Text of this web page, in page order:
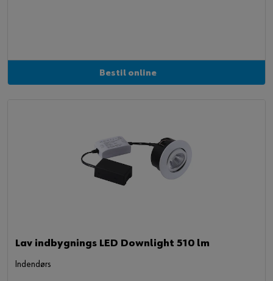
Bestil online
Lav indbygnings LED Downlight 510 lm
Indendørs